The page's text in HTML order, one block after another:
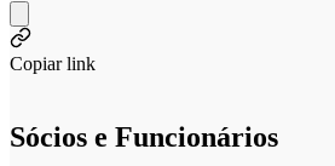
Copiar link
Sócios e Funcionários